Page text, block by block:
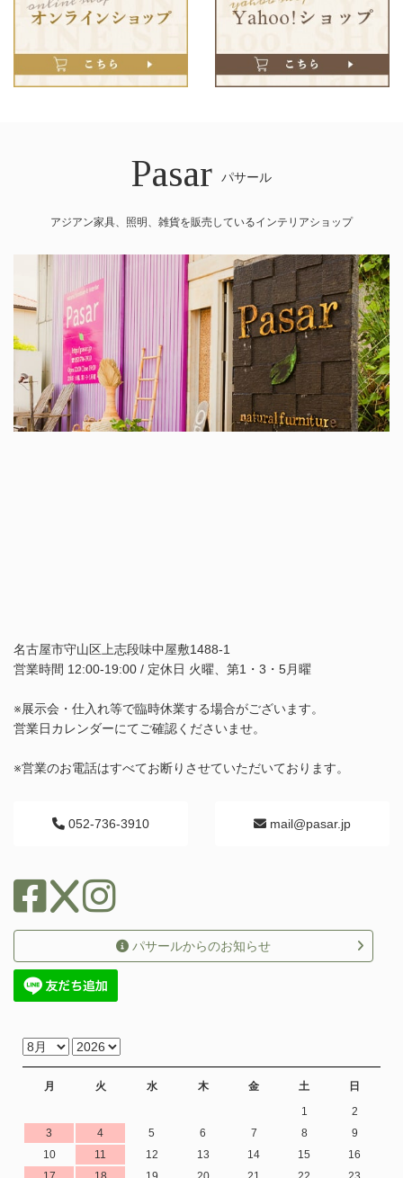
Pasar パサール
アジアン家具、照明、雑貨を販売しているインテリアショップ
名古屋市守山区上志段味中屋敷1488-1
営業時間 12:00-19:00 / 定休日 火曜、第1・3・5月曜
※展示会・仕入れ等で臨時休業する場合がございます。
営業日カレンダーにてご確認くださいませ。
※営業のお電話はすべてお断りさせていただいております。
052-736-3910 mail@pasar.jp
パサールからのお知らせ
月 火 水 木 金 土
日
1
2
3
4 5 6 7 8
9
10
11 12 13 14 15
16